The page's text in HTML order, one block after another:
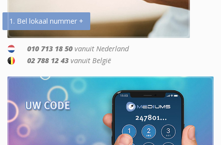
1. Bel lokaal nummer +
010 713 18 50 vanuit Nederland
02 788 12 43 vanuit België